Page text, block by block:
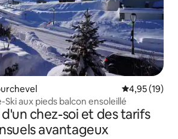
Évaluation
4,95 (19)
aux pieds balcon ensoleillé
chez-soi et des tarifs
avantageux